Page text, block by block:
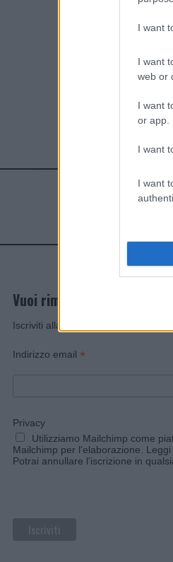
I want
I want
web or
I want
or app.
I want
I want
Vuoi rimanere sempre
Iscriviti alla newsletter di Gallura
Indirizzo email *
Privacy
Utilizziamo Mailchimp come
Mailchimp per l'elaborazione.
Potrai annullare l'iscrizione in